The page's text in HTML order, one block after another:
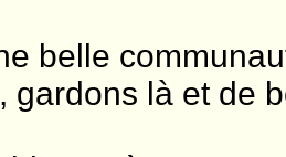
belle
gardons là et de